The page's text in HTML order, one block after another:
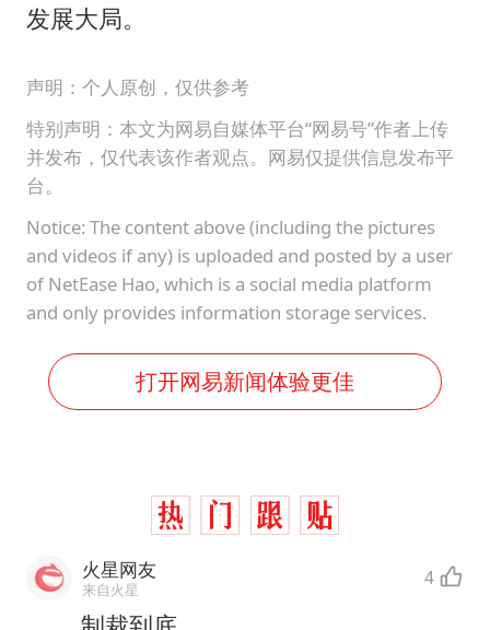
发展大局。
声明：个人原创，仅供参考
特别声明：本文为网易自媒体平台“网易号”作者上传
并发布，仅代表该作者观点。网易仅提供信息发布平
台。
Notice: The content above (including the pictures
and videos if any) is uploaded and posted by a user
of NetEase Hao, which is a social media platform
and only provides information storage services.
打开网易新闻体验更佳
火星网友
来自火星 4